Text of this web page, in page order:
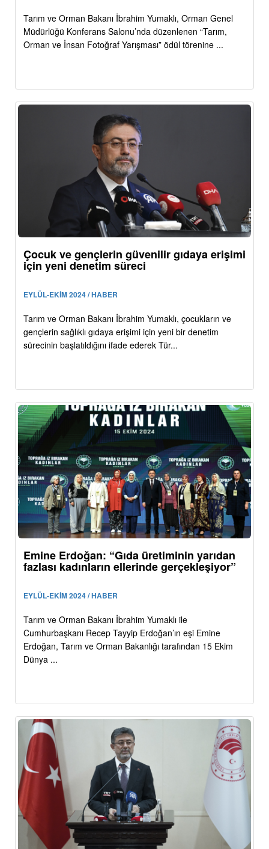
Tarım ve Orman Bakanı İbrahim Yumaklı, Orman Genel
Müdürlüğü Konferans Salonu’nda düzenlenen “Tarım,
Orman ve İnsan Fotoğraf Yarışması” ödül törenine ...
Çocuk ve gençlerin güvenilir gıdaya erişimi
için yeni denetim süreci
EYLÜL-EKİM 2024 / HABER
Tarım ve Orman Bakanı İbrahim Yumaklı, çocukların ve
gençlerin sağlıklı gıdaya erişimi için yeni bir denetim
sürecinin başlatıldığını ifade ederek Tür...
Emine Erdoğan: “Gıda üretiminin yarıdan
fazlası kadınların ellerinde gerçekleşiyor”
EYLÜL-EKİM 2024 / HABER
Tarım ve Orman Bakanı İbrahim Yumaklı ile
Cumhurbaşkanı Recep Tayyip Erdoğan’ın eşi Emine
Erdoğan, Tarım ve Orman Bakanlığı tarafından 15 Ekim
Dünya ...